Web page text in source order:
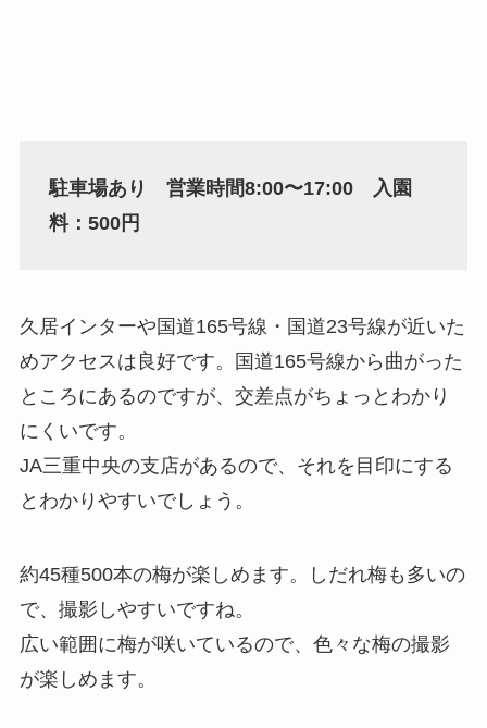
駐車場あり 営業時間8:00〜17:00 入園
料：500円
久居インターや国道165号線・国道23号線が近いた
めアクセスは良好です。国道165号線から曲がった
ところにあるのですが、交差点がちょっとわかり
にくいです。
JA三重中央の支店があるので、それを目印にする
とわかりやすいでしょう。
約45種500本の梅が楽しめます。しだれ梅も多いの
で、撮影しやすいですね。
広い範囲に梅が咲いているので、色々な梅の撮影
が楽しめます。